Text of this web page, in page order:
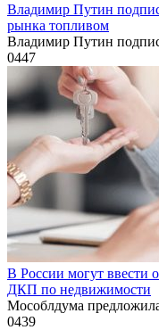
Владимир Путин
рынка топливом
Владимир Путин
0447
В России могут ввести
ДКП по недвижимости
Мособлдума
0439